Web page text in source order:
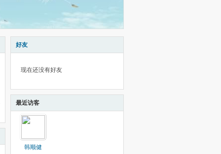
好友
现在还没有好友
最近访客
韩顺健